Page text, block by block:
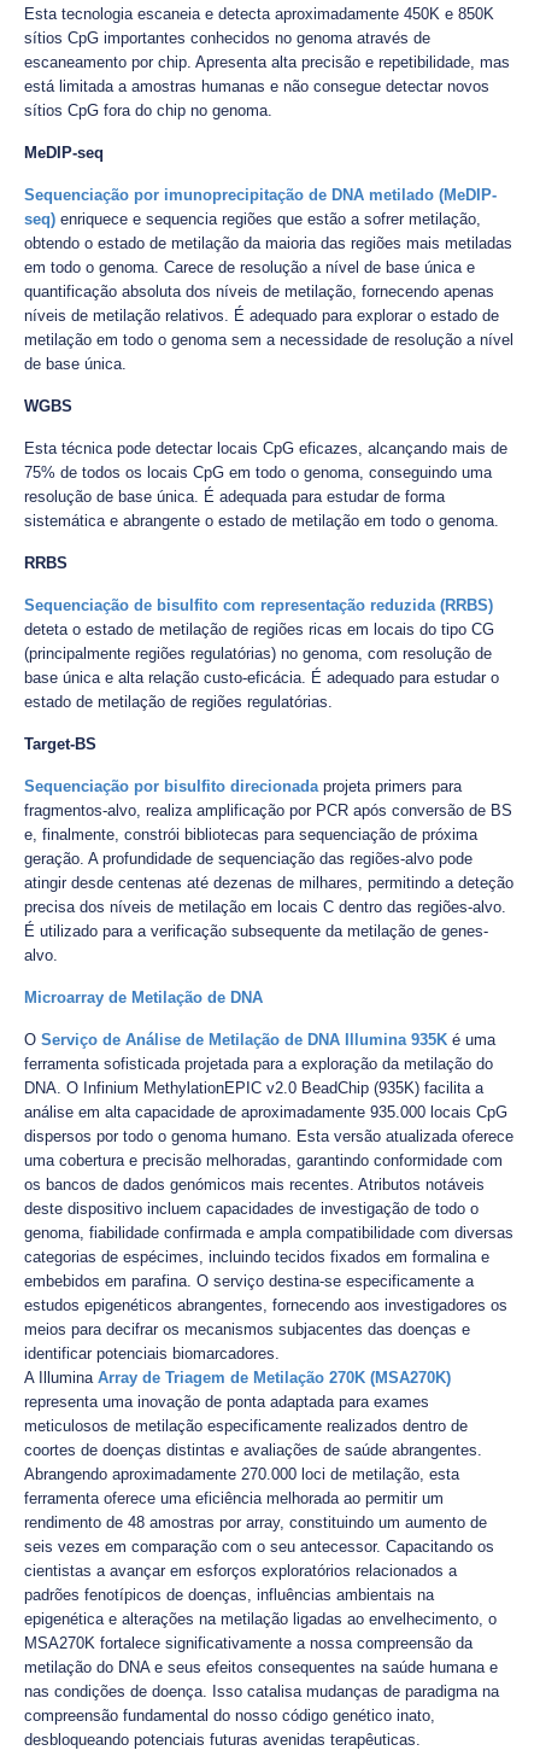
Esta tecnologia escaneia e detecta aproximadamente 450K e 850K
sítios CpG importantes conhecidos no genoma através de
escaneamento por chip. Apresenta alta precisão e repetibilidade, mas
está limitada a amostras humanas e não consegue detectar novos
sítios CpG fora do chip no genoma.
MeDIP-seq
Sequenciação por imunoprecipitação de DNA metilado (MeDIP-
seq) enriquece e sequencia regiões que estão a sofrer metilação,
obtendo o estado de metilação da maioria das regiões mais metiladas
em todo o genoma. Carece de resolução a nível de base única e
quantificação absoluta dos níveis de metilação, fornecendo apenas
níveis de metilação relativos. É adequado para explorar o estado de
metilação em todo o genoma sem a necessidade de resolução a nível
de base única.
WGBS
Esta técnica pode detectar locais CpG eficazes, alcançando mais de
75% de todos os locais CpG em todo o genoma, conseguindo uma
resolução de base única. É adequada para estudar de forma
sistemática e abrangente o estado de metilação em todo o genoma.
RRBS
Sequenciação de bisulfito com representação reduzida (RRBS)
deteta o estado de metilação de regiões ricas em locais do tipo CG
(principalmente regiões regulatórias) no genoma, com resolução de
base única e alta relação custo-eficácia. É adequado para estudar o
estado de metilação de regiões regulatórias.
Target-BS
Sequenciação por bisulfito direcionadaprojeta primers para
fragmentos-alvo, realiza amplificação por PCR após conversão de BS
e, finalmente, constrói bibliotecas para sequenciação de próxima
geração. A profundidade de sequenciação das regiões-alvo pode
atingir desde centenas até dezenas de milhares, permitindo a deteção
precisa dos níveis de metilação em locais C dentro das regiões-alvo.
É utilizado para a verificação subsequente da metilação de genes-
alvo.
Microarray de Metilação de DNA
O Serviço de Análise de Metilação de DNA Illumina 935K é uma
ferramenta sofisticada projetada para a exploração da metilação do
DNA. O Infinium MethylationEPIC v2.0 BeadChip (935K) facilita a
análise em alta capacidade de aproximadamente 935.000 locais CpG
dispersos por todo o genoma humano. Esta versão atualizada oferece
uma cobertura e precisão melhoradas, garantindo conformidade com
os bancos de dados genómicos mais recentes. Atributos notáveis
deste dispositivo incluem capacidades de investigação de todo o
genoma, fiabilidade confirmada e ampla compatibilidade com diversas
categorias de espécimes, incluindo tecidos fixados em formalina e
embebidos em parafina. O serviço destina-se especificamente a
estudos epigenéticos abrangentes, fornecendo aos investigadores os
meios para decifrar os mecanismos subjacentes das doenças e
identificar potenciais biomarcadores.
A Illumina Array de Triagem de Metilação 270K (MSA270K)
representa uma inovação de ponta adaptada para exames
meticulosos de metilação especificamente realizados dentro de
coortes de doenças distintas e avaliações de saúde abrangentes.
Abrangendo aproximadamente 270.000 loci de metilação, esta
ferramenta oferece uma eficiência melhorada ao permitir um
rendimento de 48 amostras por array, constituindo um aumento de
seis vezes em comparação com o seu antecessor. Capacitando os
cientistas a avançar em esforços exploratórios relacionados a
padrões fenotípicos de doenças, influências ambientais na
epigenética e alterações na metilação ligadas ao envelhecimento, o
MSA270K fortalece significativamente a nossa compreensão da
metilação do DNA e seus efeitos consequentes na saúde humana e
nas condições de doença. Isso catalisa mudanças de paradigma na
compreensão fundamental do nosso código genético inato,
desbloqueando potenciais futuras avenidas terapêuticas.